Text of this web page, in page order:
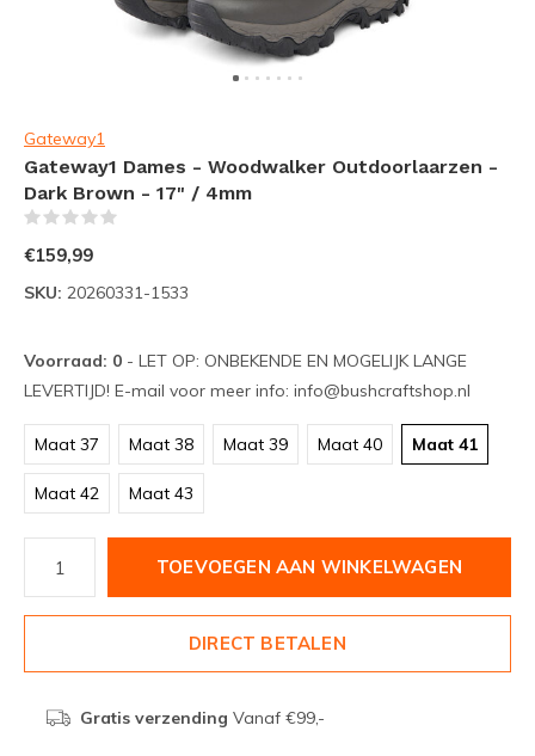
Gateway1
Gateway1 Dames - Woodwalker Outdoorlaarzen -
Dark Brown - 17" / 4mm
€159,99
SKU: 20260331-1533
Voorraad: 0 - LET OP: ONBEKENDE EN MOGELIJK LANGE
LEVERTIJD! E-mail voor meer info: info@bushcraftshop.nl
Maat 37 Maat 38 Maat 39 Maat 40 Maat 41
Maat 42 Maat 43
TOEVOEGEN AAN WINKELWAGEN
DIRECT BETALEN
Gratis verzending Vanaf €99,-